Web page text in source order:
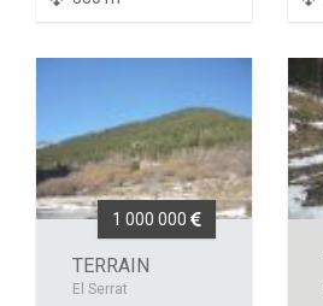
1 000 000
TERRAIN
El Serrat